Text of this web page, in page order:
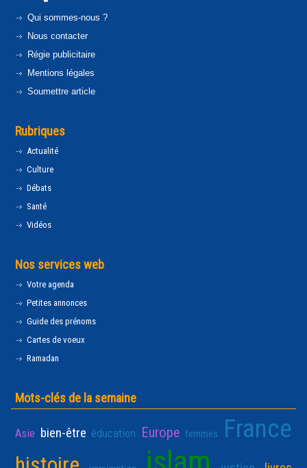
Qui sommes-nous ?
Nous contacter
Régie publicitaire
Mentions légales
Soumettre article
Rubriques
Actualité
Culture
Débats
Santé
Vidéos
Nos services web
Votre agenda
Petites annonces
Guide des prénoms
Cartes de voeux
Ramadan
Mots-clés de la semaine
Asie bien-être éducation Europe femmes France